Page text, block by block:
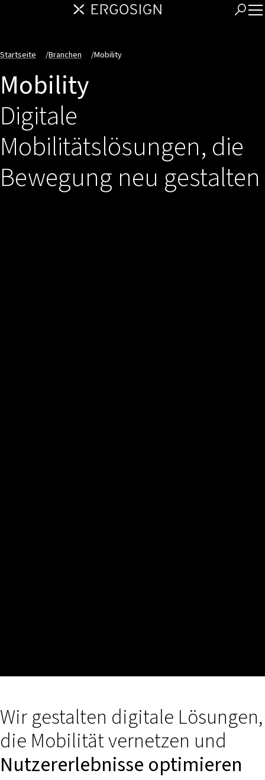
Startseite /Branchen /Mobility
Mobility
Digitale
Mobilitätslösungen, die
Bewegung neu gestalten
Wir gestalten digitale Lösungen,
die Mobilität vernetzen und
Nutzererlebnisse optimieren